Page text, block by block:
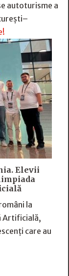
autoturisme a
Elevii
la
Artificială,
care au